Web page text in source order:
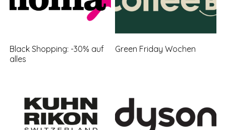
Black Shopping: -30% auf
alles
Green Friday Wochen